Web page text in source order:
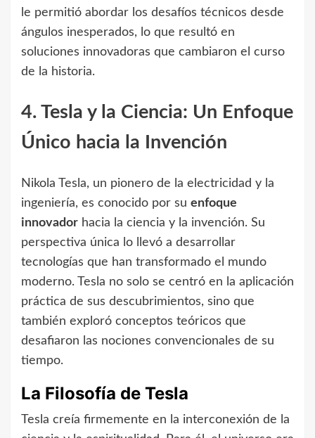
le permitió abordar los desafíos técnicos desde
ángulos inesperados, lo que resultó en
soluciones innovadoras que cambiaron el curso
de la historia.
4. Tesla y la Ciencia: Un Enfoque
Único hacia la Invención
Nikola Tesla, un pionero de la electricidad y la
ingeniería, es conocido por su enfoque
innovador hacia la ciencia y la invención. Su
perspectiva única lo llevó a desarrollar
tecnologías que han transformado el mundo
moderno. Tesla no solo se centró en la aplicación
práctica de sus descubrimientos, sino que
también exploró conceptos teóricos que
desafiaron las nociones convencionales de su
tiempo.
La Filosofía de Tesla
Tesla creía firmemente en la interconexión de la